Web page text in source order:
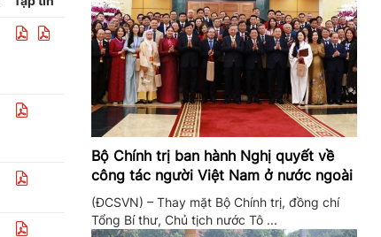
Bộ Chính trị ban hành Nghị quyết về
công tác người Việt Nam ở nước ngoài
(ĐCSVN) – Thay mặt Bộ Chính trị, đồng chí
Tổng Bí thư, Chủ tịch nước Tô ...